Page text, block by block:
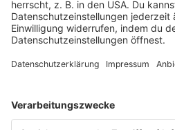
Webradio & Stream
Titelsuche
Rocknews
Sound of Saarland
Live & Laut
Story